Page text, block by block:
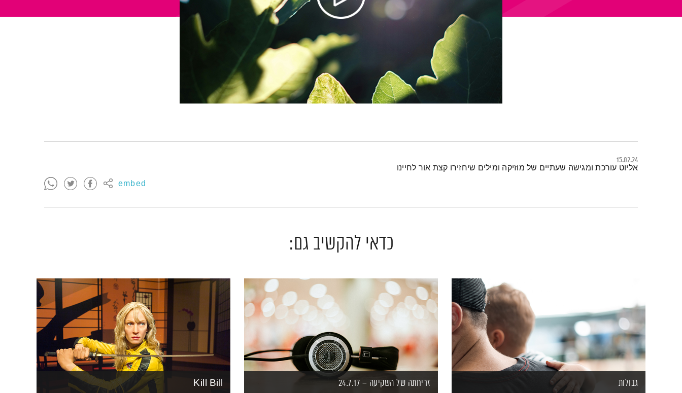
15.02.24
embed
תמצית הפודקאסט
אליוט עורכת ומגישה שעתיים של מוזיקה ומילים שיחזירו קצת אור לחיינו
כדאי להקשיב גם:
גבולות זריחתה של השקיעה – 24.7.17 Kill Bill